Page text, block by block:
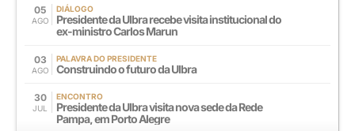
05
AGO
DIÁLOGO
Presidente da Ulbra recebe visita institucional do
ex-ministro Carlos Marun
03
AGO
PALAVRA DO PRESIDENTE
Construindo o futuro da Ulbra
30
JUL
ENCONTRO
Presidente da Ulbra visita nova sede da Rede
Pampa, em Porto Alegre